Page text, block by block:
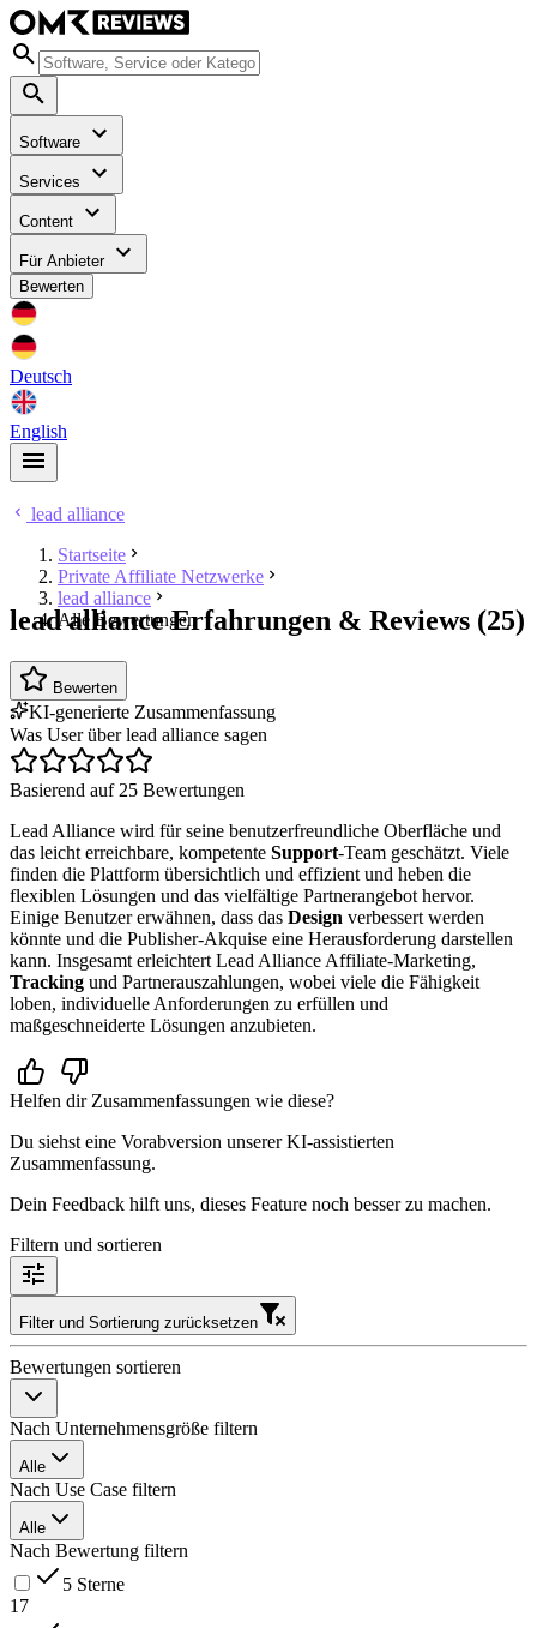
Software
Services
Content
Für Anbieter
Bewerten
Deutsch
English
lead alliance
Startseite
Private Affiliate Netzwerke
lead alliance
Alle Bewertungen
lead alliance Erfahrungen & Reviews (25)
Bewerten
KI-generierte Zusammenfassung
Was User über lead alliance sagen
Basierend auf 25 Bewertungen
Lead Alliance wird für seine benutzerfreundliche Oberfläche und
das leicht erreichbare, kompetente Support-Team geschätzt. Viele
finden die Plattform übersichtlich und effizient und heben die
flexiblen Lösungen und das vielfältige Partnerangebot hervor.
Einige Benutzer erwähnen, dass das Design verbessert werden
könnte und die Publisher-Akquise eine Herausforderung darstellen
kann. Insgesamt erleichtert Lead Alliance Affiliate-Marketing,
Tracking und Partnerauszahlungen, wobei viele die Fähigkeit
loben, individuelle Anforderungen zu erfüllen und
maßgeschneiderte Lösungen anzubieten.
Helfen dir Zusammenfassungen wie diese?
Du siehst eine Vorabversion unserer KI-assistierten
Zusammenfassung.
Dein Feedback hilft uns, dieses Feature noch besser zu machen.
Filtern und sortieren
Filter und Sortierung zurücksetzen
Bewertungen sortieren
Nach Unternehmensgröße filtern
Alle
Nach Use Case filtern
Alle
Nach Bewertung filtern
5 Sterne
17